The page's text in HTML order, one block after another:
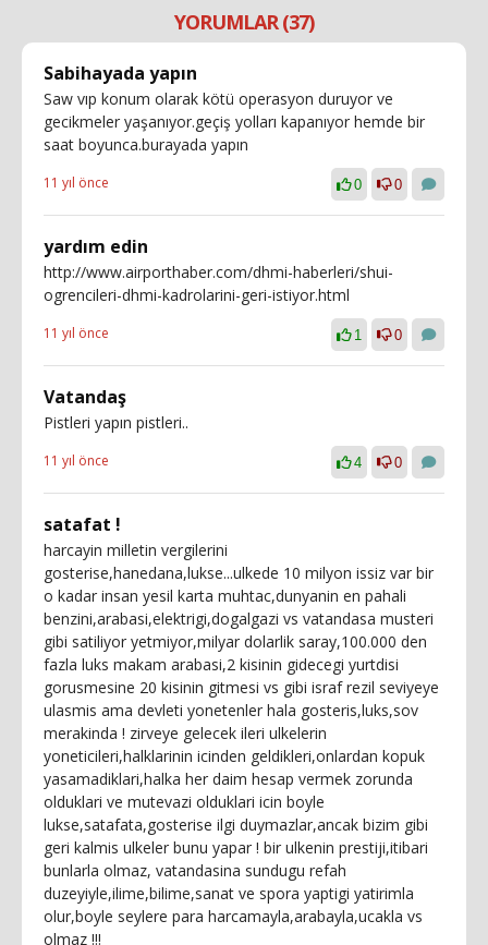
YORUMLAR (37)
Sabihayada yapın
Saw vıp konum olarak kötü operasyon duruyor ve
gecikmeler yaşanıyor.geçiş yolları kapanıyor hemde bir
saat boyunca.burayada yapın
11 yıl önce 0 0
yardım edin
http://www.airporthaber.com/dhmi-haberleri/shui-
ogrencileri-dhmi-kadrolarini-geri-istiyor.html
11 yıl önce 1 0
Vatandaş
Pistleri yapın pistleri..
11 yıl önce 4 0
satafat !
harcayin milletin vergilerini
gosterise,hanedana,lukse...ulkede 10 milyon issiz var bir
o kadar insan yesil karta muhtac,dunyanin en pahali
benzini,arabasi,elektrigi,dogalgazi vs vatandasa musteri
gibi satiliyor yetmiyor,milyar dolarlik saray,100.000 den
fazla luks makam arabasi,2 kisinin gidecegi yurtdisi
gorusmesine 20 kisinin gitmesi vs gibi israf rezil seviyeye
ulasmis ama devleti yonetenler hala gosteris,luks,sov
merakinda ! zirveye gelecek ileri ulkelerin
yoneticileri,halklarinin icinden geldikleri,onlardan kopuk
yasamadiklari,halka her daim hesap vermek zorunda
olduklari ve mutevazi olduklari icin boyle
lukse,satafata,gosterise ilgi duymazlar,ancak bizim gibi
geri kalmis ulkeler bunu yapar ! bir ulkenin prestiji,itibari
bunlarla olmaz, vatandasina sundugu refah
duzeyiyle,ilime,bilime,sanat ve spora yaptigi yatirimla
olur,boyle seylere para harcamayla,arabayla,ucakla vs
olmaz !!!